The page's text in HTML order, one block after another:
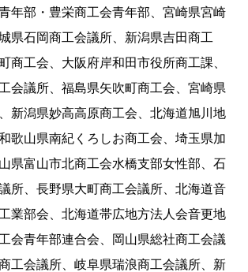
年部・豊栄商工会青年部、宮崎県宮崎
県石岡商工会議所、新潟県吉田商工
商工会、大阪府岸和田市役所商工課、
会議所、福島県矢吹町商工会、宮崎県
新潟県妙高高原商工会、北海道旭川地
歌山県南紀くろしお商工会、埼玉県加
県富山市北商工会水橋支部女性部、石
所、長野県大町商工会議所、北海道音
業部会、北海道帯広地方法人会音更地
会青年部連合会、岡山県総社商工会議
工会議所、岐阜県瑞浪商工会議所、新